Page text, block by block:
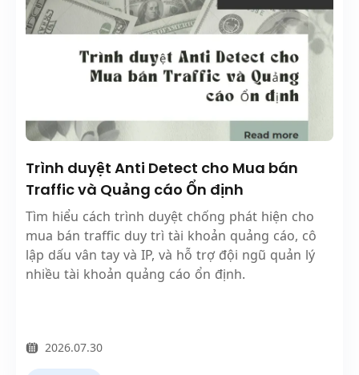
Trình duyệt Anti Detect cho Mua bán
Traffic và Quảng cáo Ổn định
Tìm hiểu cách trình duyệt chống phát hiện cho
mua bán traffic duy trì tài khoản quảng cáo, cô
lập dấu vân tay và IP, và hỗ trợ đội ngũ quản lý
nhiều tài khoản quảng cáo ổn định.
2026.07.30